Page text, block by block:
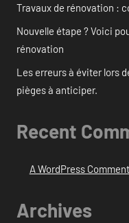
Travaux de rénovation :
Nouvelle étape ? Voici
rénovation
Les erreurs à éviter lors
pièges à anticiper.
Recent
A WordPress
Archives